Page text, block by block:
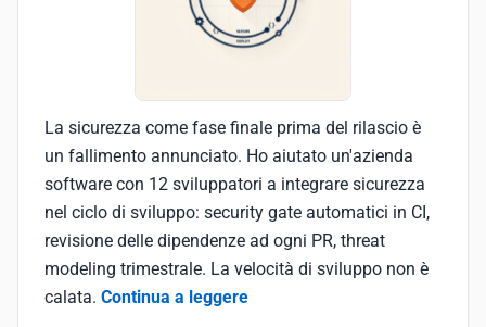
La sicurezza come fase finale prima del rilascio è
un fallimento annunciato. Ho aiutato un'azienda
software con 12 sviluppatori a integrare sicurezza
nel ciclo di sviluppo: security gate automatici in CI,
revisione delle dipendenze ad ogni PR, threat
modeling trimestrale. La velocità di sviluppo non è
calata. Continua a leggere